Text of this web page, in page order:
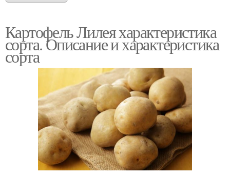
Картофель Лилея характеристика
сорта. Описание и характеристика
сорта